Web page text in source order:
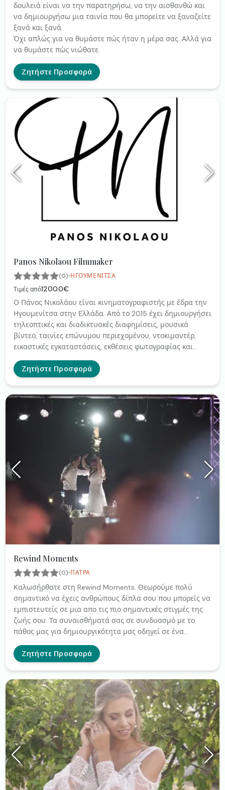
δουλειά είναι να την παρατηρήσω, να την αισθανθώ και
να δημιουργήσω μια ταινία που θα μπορείτε να ξαναζείτε
ξανά και ξανά.
Όχι απλώς για να θυμάστε πώς ήταν η μέρα σας. Αλλά για
να θυμάστε πώς νιώθατε.
Ζητήστε Προσφορά
Panos Nikolaou Filmmaker
(0)·ΗΓΟΥΜΕΝΊΤΣΑ
Τιμές από1200.0€
Ο Πάνος Νικολάου είναι κινηματογραφιστής με έδρα την
Ηγουμενίτσα στην Ελλάδα. Από το 2015 έχει δημιουργήσει
τηλεοπτικές και διαδικτυακές διαφημίσεις, μουσικά
βίντεο, ταινίες επώνυμου περιεχομένου, ντοκιμαντέρ,
εικαστικές εγκαταστάσεις, εκθέσεις φωτογραφίας και
της Ευρώπης.
Ζητήστε Προσφορά
Rewind Moments
(0)·ΠΆΤΡΑ
Καλωσήρθατε στη Rewind Moments. Θεωρούμε πολύ
σημαντικό να έχεις ανθρώπους δίπλα σου που μπορείς να
εμπιστευτείς σε μια απο τις πιο σημαντικές στιγμές της
ζωής σου. Τα συναισθήματά σας σε συνδυασμό με το
πάθος μας για δημιουργικότητα μας οδηγεί σε ένα
σας μείνει κειμείλιο για τις επόμενες γενιές.
Ζητήστε Προσφορά